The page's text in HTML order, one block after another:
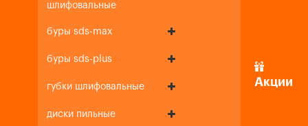
шлифовальные
буры sds-max
буры sds-plus
губки шлифовальные
диски пильные
Акции